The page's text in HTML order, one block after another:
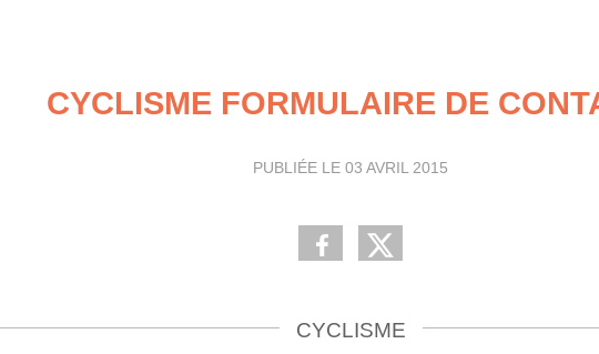
CYCLISME FORMULAIRE DE
PUBLIÉE LE 03 AVRIL 2015
CYCLISME